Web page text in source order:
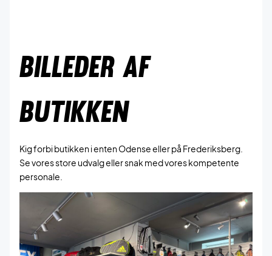
BILLEDER AF
BUTIKKEN
Kig forbi butikken i enten Odense eller på Frederiksberg.
Se vores store udvalg eller snak med vores kompetente
personale.